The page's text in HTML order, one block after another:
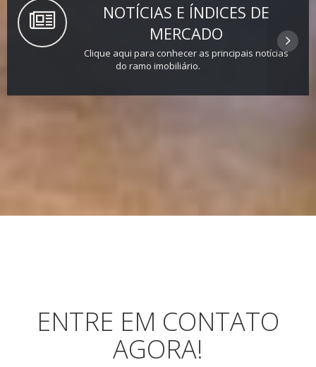
NOTÍCIAS E ÍNDICES DE
MERCADO
Clique aqui para conhecer as principais notícias
do ramo imobiliário.
ENTRE EM CONTATO
AGORA!